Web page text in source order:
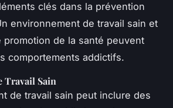
clés dans la prévention
environnement de travail sain et
de la santé peuvent
comportements addictifs.
Travail Sain
de travail sain peut inclure des